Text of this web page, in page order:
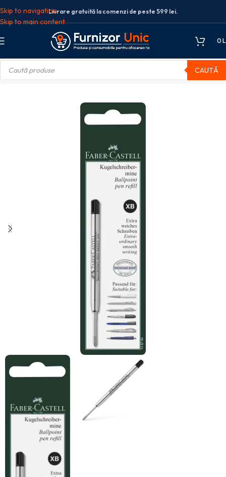
Skip to navigation
Skip to main content
Livrare gratuită la comenzi de peste 599 lei.
0
CAUTĂ
Mine pix